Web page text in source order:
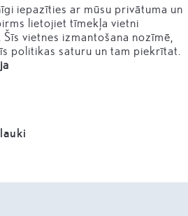
iepazīties ar mūsu privātuma un
lietojiet tīmekļa vietni
vietnes izmantošana nozīmē,
politikas saturu un tam piekrītat.